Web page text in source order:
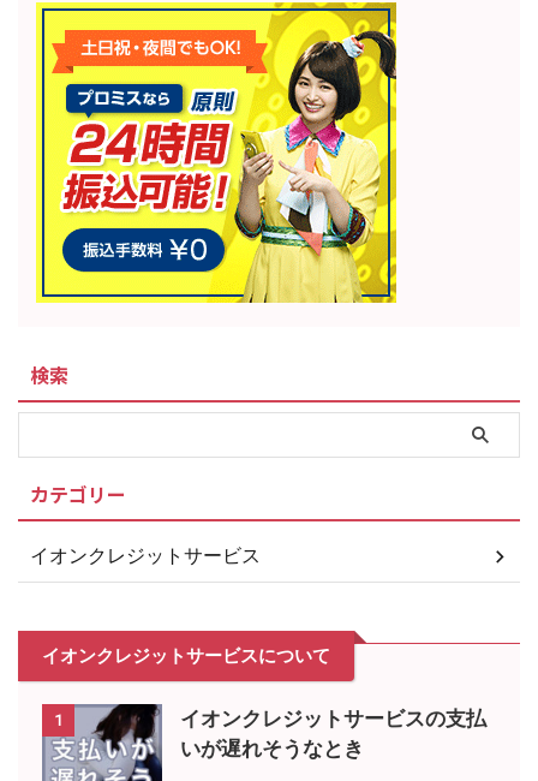
検索
カテゴリー
イオンクレジットサービス
イオンクレジットサービスについて
1
イオンクレジットサービスの支払
いが遅れそうなとき